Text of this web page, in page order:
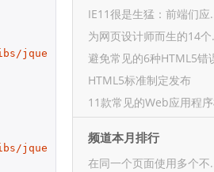
jque
jque
IE11很是生猛：前端们应
为网页设计师而生的14个
避免常见的6种HTML5错
HTML5标准制定发布
11款常见的Web应用程
频道本月排行
在同一个页面使用多个不